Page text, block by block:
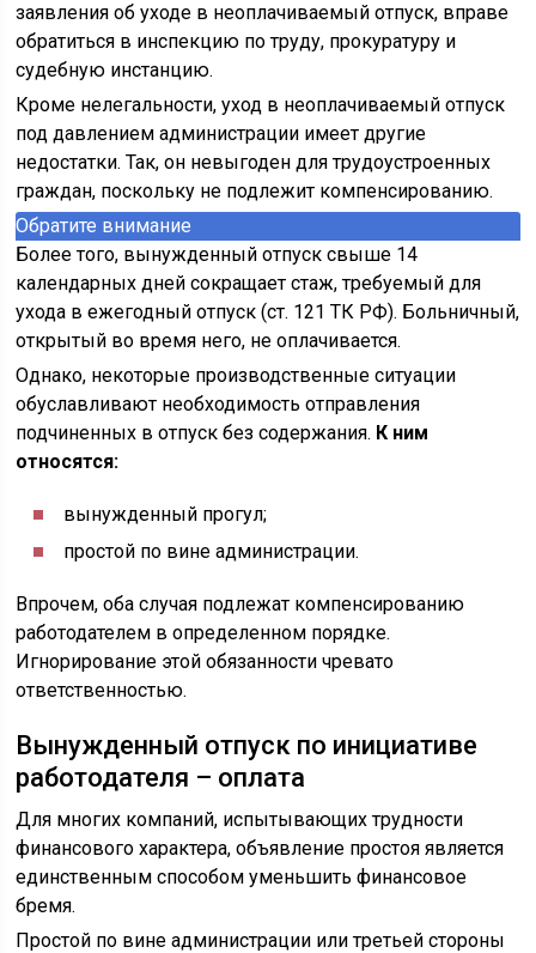
заявления об уходе в неоплачиваемый отпуск, вправе
обратиться в инспекцию по труду, прокуратуру и
судебную инстанцию.
Кроме нелегальности, уход в неоплачиваемый отпуск
под давлением администрации имеет другие
недостатки. Так, он невыгоден для трудоустроенных
граждан, поскольку не подлежит компенсированию.
Обратите внимание
Более того, вынужденный отпуск свыше 14
календарных дней сокращает стаж, требуемый для
ухода в ежегодный отпуск (ст. 121 ТК РФ). Больничный,
открытый во время него, не оплачивается.
Однако, некоторые производственные ситуации
обуславливают необходимость отправления
подчиненных в отпуск без содержания. К ним
относятся:
вынужденный прогул;
простой по вине администрации.
Впрочем, оба случая подлежат компенсированию
работодателем в определенном порядке.
Игнорирование этой обязанности чревато
ответственностью.
Вынужденный отпуск по инициативе
работодателя – оплата
Для многих компаний, испытывающих трудности
финансового характера, объявление простоя является
единственным способом уменьшить финансовое
бремя.
Простой по вине администрации или третьей стороны